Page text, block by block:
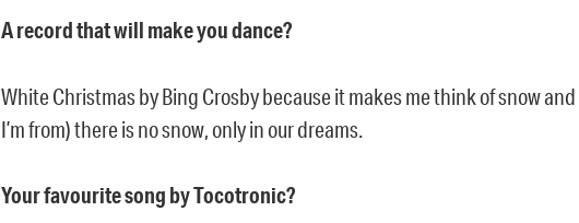
A record that will make you dance?
White Christmas by Bing Crosby because it makes me think of snow
I’m from) there is no snow, only in our dreams.
Your favourite song by Tocotronic?